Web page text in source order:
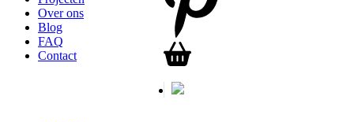
Over ons
Blog
FAQ
Contact